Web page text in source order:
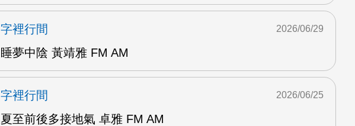
字裡行間
睡夢中陰 黃靖雅 FM AM
2026/06/29
字裡行間
夏至前後多接地氣 卓雅 FM AM
2026/06/25